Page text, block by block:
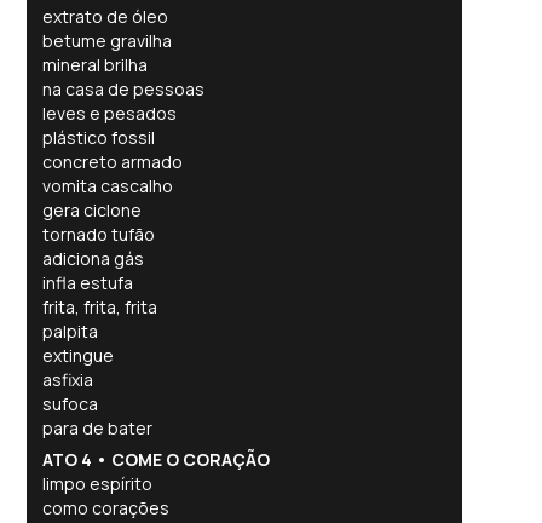
extrato de óleo
betume gravilha
mineral brilha
na casa de pessoas
leves e pesados
plástico fossil
concreto armado
vomita cascalho
gera ciclone
tornado tufão
adiciona gás
infla estufa
frita, frita, frita
palpita
extingue
asfixia
sufoca
para de bater
ATO 4 • COME O CORAÇÃO
limpo espírito
como corações